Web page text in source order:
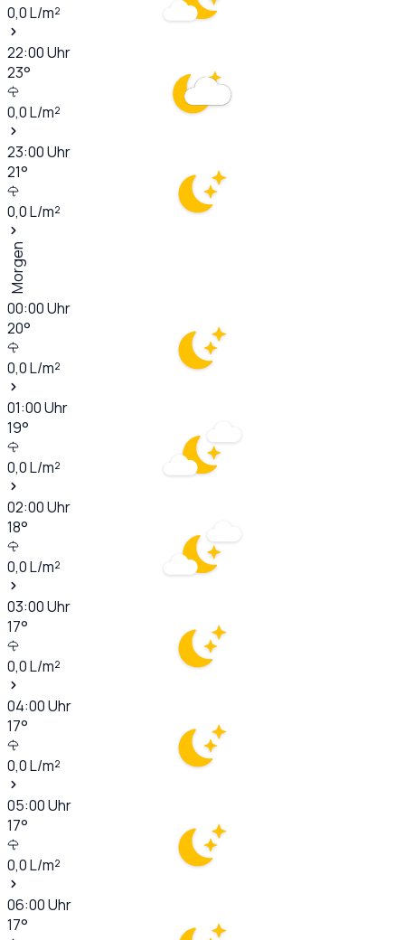
0,0L/m²
22:00Uhr
23°
0,0L/m²
23:00Uhr
21°
0,0L/m²
Morgen
00:00Uhr
20°
0,0L/m²
01:00Uhr
19°
0,0L/m²
02:00Uhr
18°
0,0L/m²
03:00Uhr
17°
0,0L/m²
04:00Uhr
17°
0,0L/m²
05:00Uhr
17°
0,0L/m²
06:00Uhr
17°